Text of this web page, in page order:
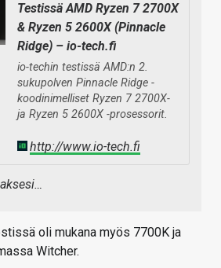
Testissä AMD Ryzen 7 2700X
& Ryzen 5 2600X (Pinnacle
Ridge) – io-tech.fi
io-techin testissä AMD:n 2.
sukupolven Pinnacle Ridge -
koodinimelliset Ryzen 7 2700X-
ja Ryzen 5 2600X -prosessorit.
http://www.io-tech.fi
oli mukana myös 7700K ja
Witcher.